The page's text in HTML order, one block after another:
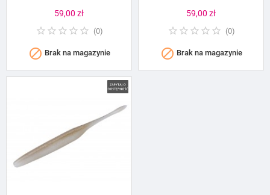
Cena
59,00 zł
(0)
 Brak na magazynie
Cena
59,00 zł
(0)
 Brak na magazynie